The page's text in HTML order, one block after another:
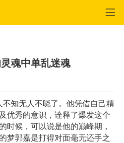
魂中单乱迷魂
知无人不晓了。他凭借自己精
优秀的意识，诠释了爆发这个
时候，可以说是他的巅峰期，
梦郭嘉是打得对面毫无还手之